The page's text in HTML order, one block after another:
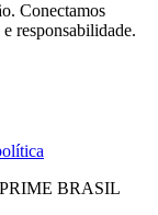
Conectamos
responsabilidade.
BRASIL